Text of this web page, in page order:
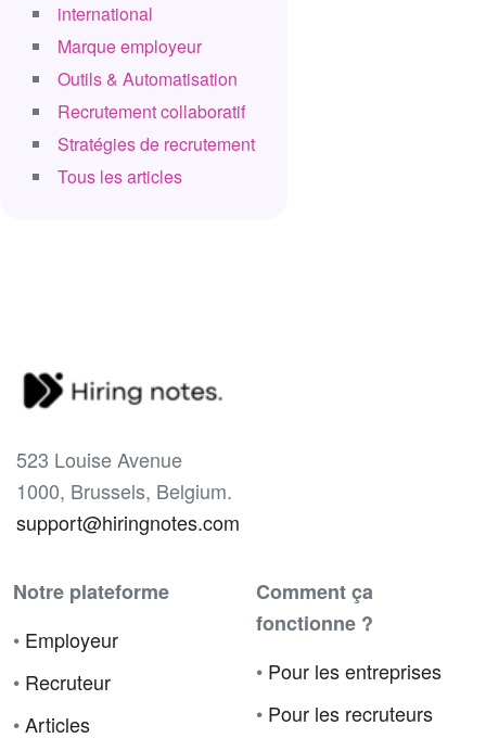
international
Marque employeur
Outils & Automatisation
Recrutement collaboratif
Stratégies de recrutement
Tous les articles
523 Louise Avenue
1000, Brussels, Belgium.
support@hiringnotes.com
Notre plateforme
• Employeur
• Recruteur
•Articles
Comment ça
fonctionne ?
• Pour les entreprises
• Pour les recruteurs